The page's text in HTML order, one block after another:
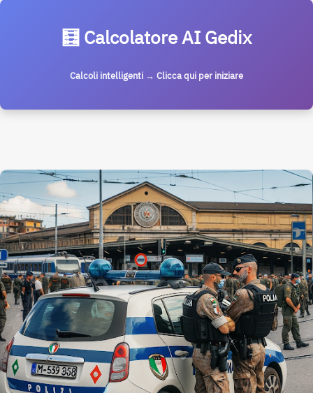
🧮 Calcolatore AI Gedix
Calcoli intelligenti → Clicca qui per iniziare